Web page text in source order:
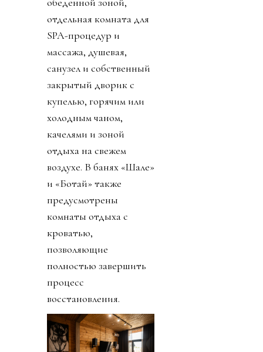
отдельная комната для
SPA-процедур и
массажа, душевая,
санузел и собственный
закрытый дворик с
купелью, горячим или
холодным чаном,
качелями и зоной
отдыха на свежем
воздухе. В банях «Шале»
и «Ботай» также
предусмотрены
комнаты отдыха с
кроватью,
позволяющие
полностью завершить
процесс
восстановления.